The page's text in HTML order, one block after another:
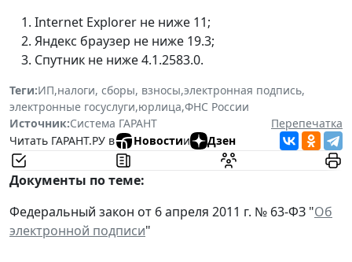
Internet Explorer не ниже 11;
Яндекс браузер не ниже 19.3;
Спутник не ниже 4.1.2583.0.
Теги:ИП,налоги, сборы, взносы,электронная подпись,
электронные госуслуги,юрлица,ФНС России
Источник:Система ГАРАНТ
Перепечатка
Читать ГАРАНТ.РУ в
Новостии Дзен
Документы по теме:
Федеральный закон от 6 апреля 2011 г. № 63-ФЗ "Об
электронной подписи"